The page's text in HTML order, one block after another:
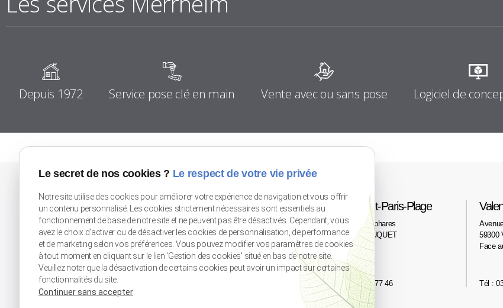
Depuis 1972 Service pose clé en main Vente avec ou sans pose Logiciel de
Douai (Flines-Lez-Raches)
80 rue du Moulin
59148 FLINES-LEZ-RACHES
Tél : 03 27 89 10 64
Lille Seclin
Zone Unexpo
Rue de l'Artisanat
59113 SECLIN
Le Touquet-Paris-Plage
2 avenue des phares
62520 LE TOUQUET
Tél : 03 21 06 77 46
59300
Face
Tél :
Le secret de nos cookies ? Le respect de votre vie privée
Notre site utilise des cookies pour améliorer votre expérience de navigation et vous offrir
un contenu personnalisé. Les cookies strictement nécessaires sont essentiels au
fonctionnement de base de notre site et ne peuvent pas être désactivés. Cependant, vous
avez le choix d'activer ou de désactiver les cookies de personnalisation, de performance
et de marketing selon vos préférences. Vous pouvez modifier vos paramètres de cookies
à tout moment en cliquant sur le lien 'Gestion des cookies' situé en bas de notre site.
Veuillez noter que la désactivation de certains cookies peut avoir un impact sur certaines
fonctionnalités du site.
Continuer sans accepter